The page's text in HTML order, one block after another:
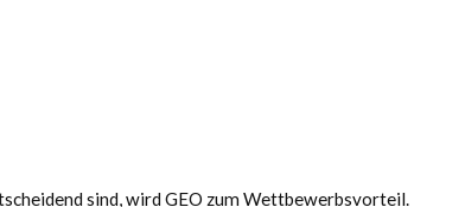
sind, wird GEO zum Wettbewerbsvorteil.